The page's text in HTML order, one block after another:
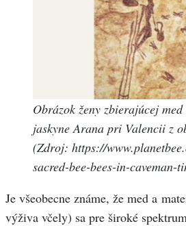
Obrázok ženy zbierajúcej
jaskyne Arana pri Valencii z
(Zdroj: https://
sacred-bee-bees-in-caveman-
Je všeobecne známe, že med a
výživa včely) sa pre široké